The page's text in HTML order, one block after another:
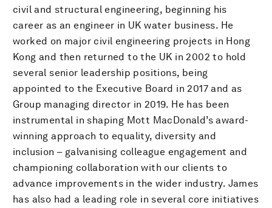
civil and structural engineering, beginning his
career as an engineer in UK water business. He
worked on major civil engineering projects in Hong
Kong and then returned to the UK in 2002 to hold
several senior leadership positions, being
appointed to the Executive Board in 2017 and as
Group managing director in 2019. He has been
instrumental in shaping Mott MacDonald’s award-
winning approach to equality, diversity and
inclusion – galvanising colleague engagement and
championing collaboration with our clients to
advance improvements in the wider industry. James
has also had a leading role in several core initiatives